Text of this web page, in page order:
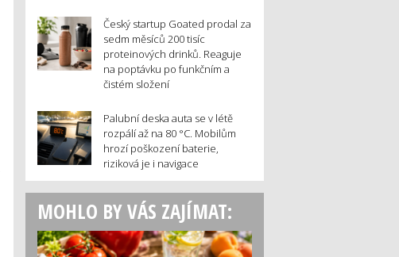
Český startup Goated prodal za
sedm měsíců 200 tisíc
proteinových drinků. Reaguje
na poptávku po funkčním a
čistém složení
Palubní deska auta se v létě
rozpálí až na 80 °C. Mobilům
hrozí poškození baterie,
riziková je i navigace
MOHLO BY VÁS ZAJÍMAT: